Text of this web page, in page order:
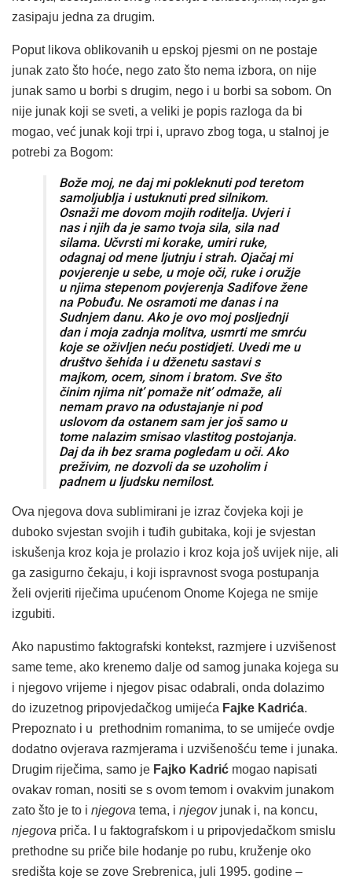
zasipaju jedna za drugim.
Poput likova oblikovanih u epskoj pjesmi on ne postaje
junak zato što hoće, nego zato što nema izbora, on nije
junak samo u borbi s drugim, nego i u borbi sa sobom. On
nije junak koji se sveti, a veliki je popis razloga da bi
mogao, već junak koji trpi i, upravo zbog toga, u stalnoj je
potrebi za Bogom:
Bože moj, ne daj mi pokleknuti pod teretom
samoljublja i ustuknuti pred silnikom.
Osnaži me dovom mojih roditelja. Uvjeri i
nas i njih da je samo tvoja sila, sila nad
silama. Učvrsti mi korake, umiri ruke,
odagnaj od mene ljutnju i strah. Ojačaj mi
povjerenje u sebe, u moje oči, ruke i oružje
u njima stepenom povjerenja Sadifove žene
na Pobuđu. Ne osramoti me danas i na
Sudnjem danu. Ako je ovo moj posljednji
dan i moja zadnja molitva, usmrti me smrću
koje se oživljen neću postidjeti. Uvedi me u
društvo šehida i u dženetu sastavi s
majkom, ocem, sinom i bratom. Sve što
činim njima nit’ pomaže nit’ odmaže, ali
nemam pravo na odustajanje ni pod
uslovom da ostanem sam jer još samo u
tome nalazim smisao vlastitog postojanja.
Daj da ih bez srama pogledam u oči. Ako
preživim, ne dozvoli da se uzoholim i
padnem u ljudsku nemilost.
Ova njegova dova sublimirani je izraz čovjeka koji je
duboko svjestan svojih i tuđih gubitaka, koji je svjestan
iskušenja kroz koja je prolazio i kroz koja još uvijek nije, ali
ga zasigurno čekaju, i koji ispravnost svoga postupanja
želi ovjeriti riječima upućenom Onome Kojega ne smije
izgubiti.
Ako napustimo faktografski kontekst, razmjere i uzvišenost
same teme, ako krenemo dalje od samog junaka kojega su
i njegovo vrijeme i njegov pisac odabrali, onda dolazimo
do izuzetnog pripovjedačkog umijeća Fajke Kadrića.
Prepoznato i u prethodnim romanima, to se umijeće ovdje
dodatno ovjerava razmjerama i uzvišenošću teme i junaka.
Drugim riječima, samo je Fajko Kadrić mogao napisati
ovakav roman, nositi se s ovom temom i ovakvim junakom
zato što je to i njegova tema, i njegovjunak i, na koncu,
njegova priča. I u faktografskom i u pripovjedačkom smislu
prethodne su priče bile hodanje po rubu, kruženje oko
središta koje se zove Srebrenica, juli 1995. godine –